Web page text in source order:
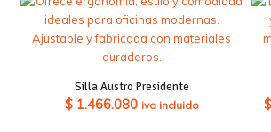
$ 418.880
Silla Austro Presidente
$1.466.080 iva incluido $